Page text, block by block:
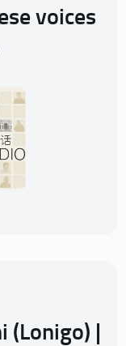
voices
(Lonigo) |